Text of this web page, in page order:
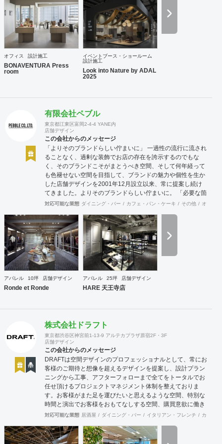
Instagram：https://www.instagram.com/old_kan_/?hl=ja
shohei_urata@old-kan.jp 〒150-0001 東京都渋谷区神宮前
3-38-1 JP-4ビル 302
オフィス 設計施工
BONAVENTURA Press
room
イベントブース・ショールーム
設計施工
Look into Nature by ADAL
2025
有限会社ペブル
東京都江東区富岡2-4-4 YANE内
店舗デザイン
この会社からのメッセージ
「よりそのブランドらしい佇まいに」 一過性の流行に流され
ることなく、過剰な装飾でお店の存在を誇示するのでもな
く、そのブランドこそがまとうべき空間、そして何年経って
も色褪せない空間を目指して、ブランドの魅力や個性を生か
した店舗デザインを2001年12月設立以来、常に提案し続け
てきました。よりそのブランドらしい佇まいに。 「必要な箇
所に、必要なデザインを」 2012年からはさらにその思いを
らブランディングまで総合的にブランドの出店をバックアッ
プできる体制も整えてきました。そのブランドにとってまず
何を優先すべきか、何が本当に必要なのか、そこをきちんと
アドバイスできる会社でありたいと思っています。 業務内容
・店舗設計（物販店／飲食店／美容室など） ・ブランディン
グ及びディレクション業務 ・出店におけるトータルデザイン
対応可能な業態 ダイニング・バー カフェ・パン・ケーキ その他 オフィス
アパレル 10坪 店舗デザイン
Ronde et Ronde
アパレル 25坪 店舗デザイン
HARE 天王寺店
株式会社ドラフト
東京都渋谷区神宮前1-13-9 アルテカプラザ原宿2F・3F
店舗デザイン
この会社からのメッセージ
DRAFTは空間デザインのプロフェッショナルとして、常にお
客様のご期待と想像を超えるデザインを提案し、設計プラン
ニングから工事、アフターフォローまで全てをトータルでお
任せ頂けるプロジェクトマネジメント体制を整えておりま
す。お客様がまた足を運びたいと思えるような空間、特別な
時間と演出でお客様をおもてなしする空間、購買意欲に働き
かけるレイアウトとVMD、ブランド力を高める空間演出な
持っております。 ご希望されるイメージ、コストに関する不
安要素、 新規オープン、移転・改装に関するスケジュール、
対応可能な業態 居酒屋 ダイニング・バー イタリアン・フレンチ カフェ